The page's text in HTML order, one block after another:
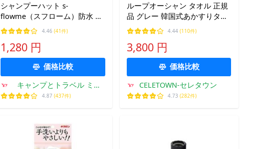
シャンプーハット s-
flowme（スフローム）防水 シ
ャンプーキャップ 大人用 介護
用 防水 快適 調整可能 耳周り
の防水機能 大きいつば フィッ
ト感 爆買
4.46 (41件)
1,280 円
価格比較
キャンプとトラベル ミュ
ージック&アウトドアラボ
4.87 (437件)
ループオーシャン タオル 正規
品 グレー 韓国式あかすりタオ
ル ボディタオル マルチループ
構造 テレビ紹介商品 レジェン
ド松下
4.44 (110件)
3,800 円
価格比較
CELETOWN-セレタウン
4.73 (282件)